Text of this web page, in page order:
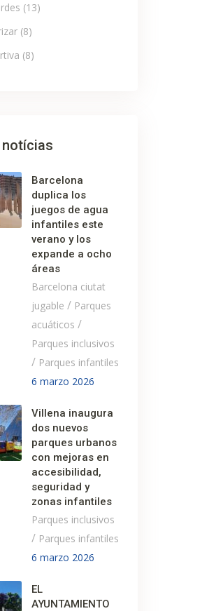
(13)
(8)
(8)
Barcelona
duplica los
juegos de agua
infantiles este
verano y los
expande a ocho
áreas
Barcelona ciutat
jugable / Parques
acuáticos /
Parques inclusivos
/ Parques infantiles
6 marzo 2026
Villena inaugura
dos nuevos
parques urbanos
con mejoras en
accesibilidad,
seguridad y
zonas infantiles
Parques inclusivos
/ Parques infantiles
6 marzo 2026
EL
AYUNTAMIENTO